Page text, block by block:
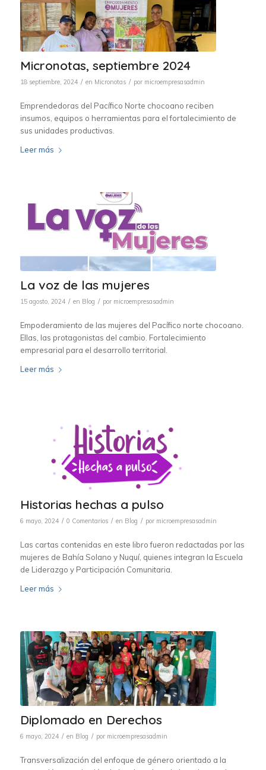
Micronotas, septiembre 2024
18 septiembre, 2024 / en Micronotas / por microempresasadmin
Emprendedoras del Pacífico Norte chocoano reciben
insumos, equipos o herramientas para el fortalecimiento de
sus unidades productivas.
Leer más
La voz de las mujeres
15 agosto, 2024 / en Blog / por microempresasadmin
Empoderamiento de las mujeres del Pacífico norte chocoano.
Ellas, las protagonistas del cambio. Fortalecimiento
empresarial para el desarrollo territorial.
Leer más
Historias hechas a pulso
6 mayo, 2024 / 0 Comentarios / en Blog / por microempresasadmin
Las cartas contenidas en este libro fueron redactadas por las
mujeres de Bahía Solano y Nuquí, quienes integran la Escuela
de Liderazgo y Participación Comunitaria.
Leer más
Diplomado en Derechos
6 mayo, 2024 / en Blog / por microempresasadmin
Transversalización del enfoque de género orientado a la